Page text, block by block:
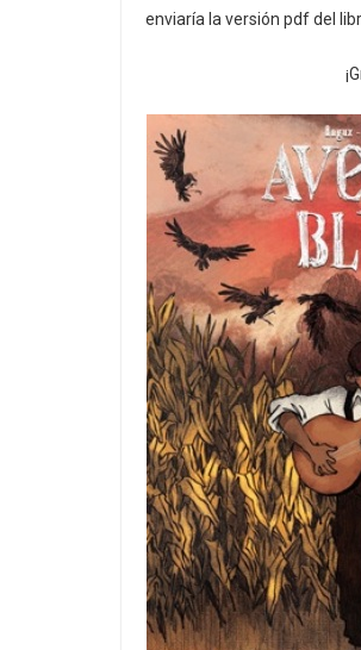
enviaría la versión pdf del